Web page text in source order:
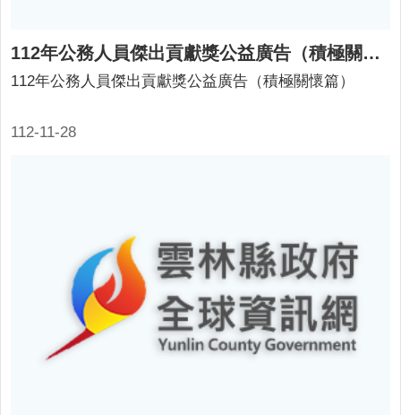
112年公務人員傑出貢獻獎公益廣告（積極關懷篇）
112-11-28
112年公務人員傑出貢獻獎公益廣告（積極關懷篇）